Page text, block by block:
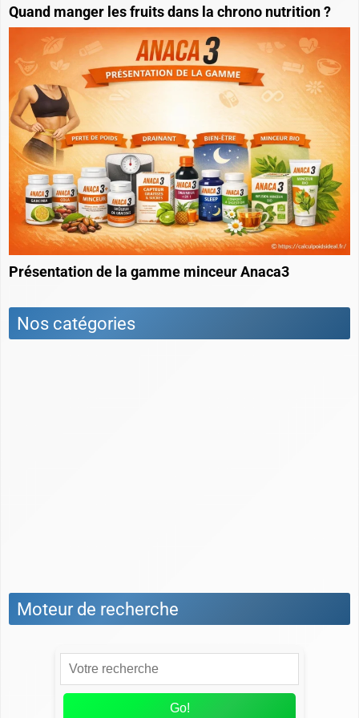
Quand manger les fruits dans la chrono nutrition ?
Présentation de la gamme minceur Anaca3
Nos catégories
Moteur de recherche
Go!